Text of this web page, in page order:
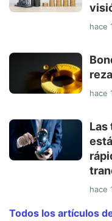
hace
hace
Las
hace
Todos los artículos